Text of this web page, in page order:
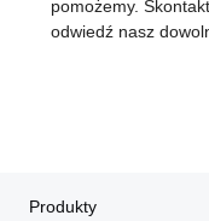
pomożemy.
odwiedź nasz
Produkty